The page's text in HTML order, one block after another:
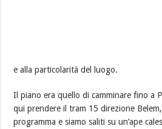
e alla particolarità del luogo.
Il piano era quello di camminare fino a
qui prendere il tram 15 direzione
programma e siamo saliti su un’ape